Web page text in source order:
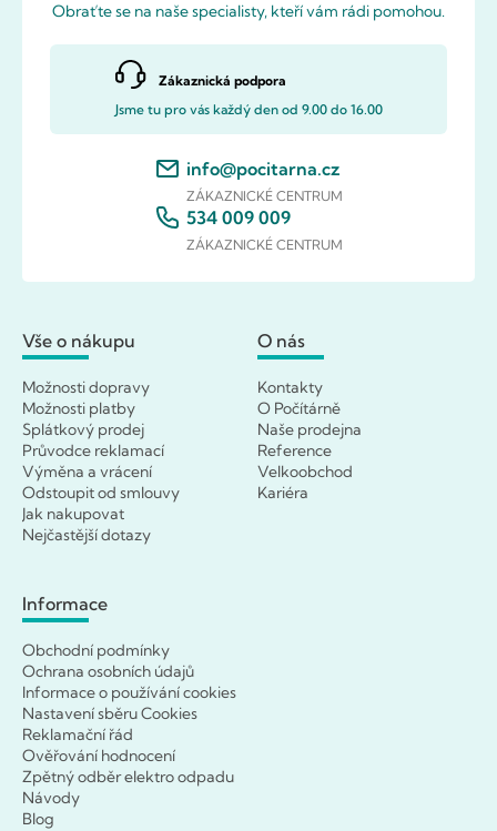
Obraťte se na naše specialisty, kteří vám rádi pomohou.
Zákaznická podpora
Jsme tu pro vás každý den od 9.00 do 16.00
info@pocitarna.cz
ZÁKAZNICKÉ CENTRUM
534 009 009
ZÁKAZNICKÉ CENTRUM
Vše o nákupu
Možnosti dopravy
Možnosti platby
Splátkový prodej
Průvodce reklamací
Výměna a vrácení
Odstoupit od smlouvy
Jak nakupovat
Nejčastější dotazy
O nás
Kontakty
O Počítárně
Naše prodejna
Reference
Velkoobchod
Kariéra
Informace
Obchodní podmínky
Ochrana osobních údajů
Informace o používání cookies
Nastavení sběru Cookies
Reklamační řád
Ověřování hodnocení
Zpětný odběr elektro odpadu
Návody
Blog